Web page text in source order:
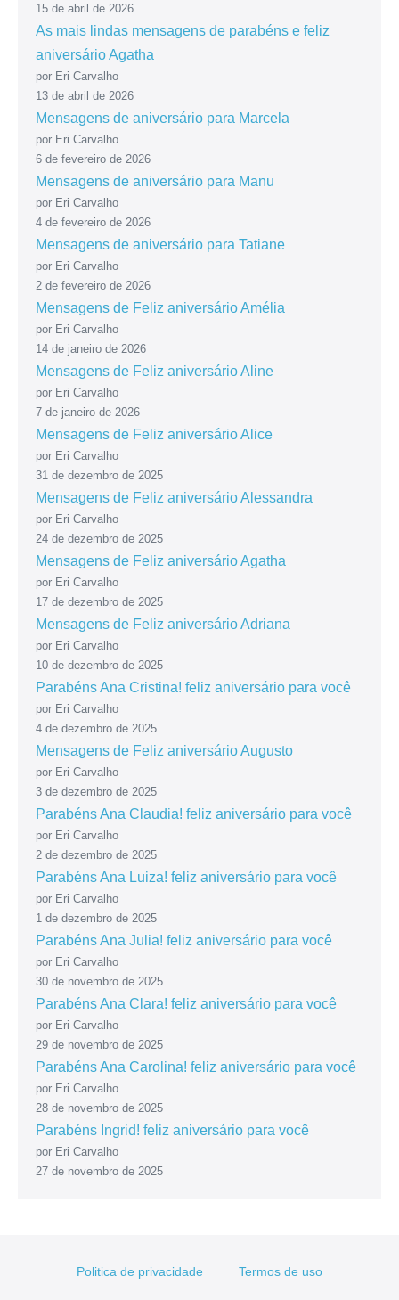
15 de abril de 2026
As mais lindas mensagens de parabéns e feliz
aniversário Agatha
por Eri Carvalho
13 de abril de 2026
Mensagens de aniversário para Marcela
por Eri Carvalho
6 de fevereiro de 2026
Mensagens de aniversário para Manu
por Eri Carvalho
4 de fevereiro de 2026
Mensagens de aniversário para Tatiane
por Eri Carvalho
2 de fevereiro de 2026
Mensagens de Feliz aniversário Amélia
por Eri Carvalho
14 de janeiro de 2026
Mensagens de Feliz aniversário Aline
por Eri Carvalho
7 de janeiro de 2026
Mensagens de Feliz aniversário Alice
por Eri Carvalho
31 de dezembro de 2025
Mensagens de Feliz aniversário Alessandra
por Eri Carvalho
24 de dezembro de 2025
Mensagens de Feliz aniversário Agatha
por Eri Carvalho
17 de dezembro de 2025
Mensagens de Feliz aniversário Adriana
por Eri Carvalho
10 de dezembro de 2025
Parabéns Ana Cristina! feliz aniversário para você
por Eri Carvalho
4 de dezembro de 2025
Mensagens de Feliz aniversário Augusto
por Eri Carvalho
3 de dezembro de 2025
Parabéns Ana Claudia! feliz aniversário para você
por Eri Carvalho
2 de dezembro de 2025
Parabéns Ana Luiza! feliz aniversário para você
por Eri Carvalho
1 de dezembro de 2025
Parabéns Ana Julia! feliz aniversário para você
por Eri Carvalho
30 de novembro de 2025
Parabéns Ana Clara! feliz aniversário para você
por Eri Carvalho
29 de novembro de 2025
Parabéns Ana Carolina! feliz aniversário para você
por Eri Carvalho
28 de novembro de 2025
Parabéns Ingrid! feliz aniversário para você
por Eri Carvalho
27 de novembro de 2025
Politica de privacidade Termos de uso